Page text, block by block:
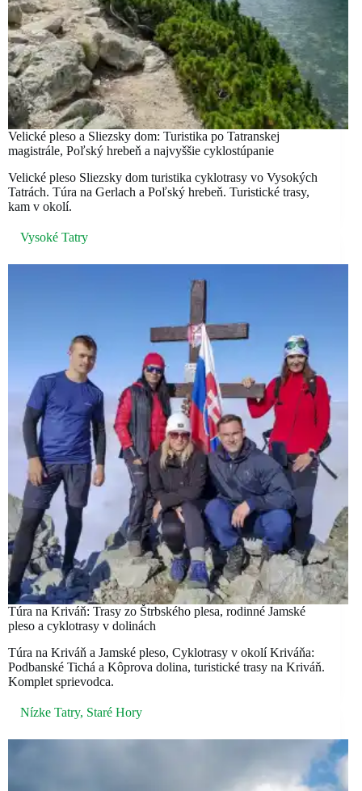
Velické pleso a Sliezsky dom: Turistika po Tatranskej
magistrále, Poľský hrebeň a najvyššie cyklostúpanie
Velické pleso Sliezsky dom turistika cyklotrasy vo Vysokých
Tatrách. Túra na Gerlach a Poľský hrebeň. Turistické trasy,
kam v okolí.
Vysoké Tatry
Túra na Kriváň: Trasy zo Štrbského plesa, rodinné Jamské
pleso a cyklotrasy v dolinách
Túra na Kriváň a Jamské pleso, Cyklotrasy v okolí Kriváňa:
Podbanské Tichá a Kôprova dolina, turistické trasy na Kriváň.
Komplet sprievodca.
Nízke Tatry, Staré Hory